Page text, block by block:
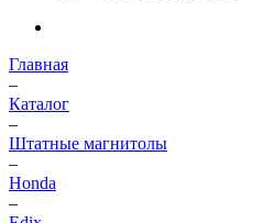
Главная
–
Каталог
–
Штатные магнитолы
–
Honda
–